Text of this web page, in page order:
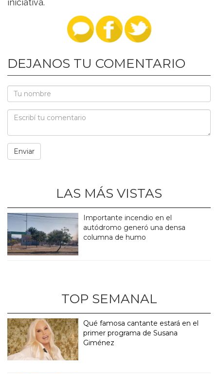
DEJANOS TU COMENTARIO
LAS MÁS VISTAS
Importante incendio en el
autódromo generó una densa
columna de humo
TOP SEMANAL
Qué famosa cantante estará en el
primer programa de Susana
Giménez